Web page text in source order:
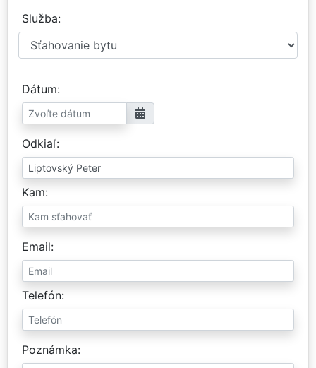
Služba
Dátum
Odkiaľ
Kam
Email
Telefón
Poznámka